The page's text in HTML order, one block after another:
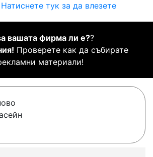
Натиснете тук за да влезете
вашата фирма ли е??
Проверете как да събирате
материали!